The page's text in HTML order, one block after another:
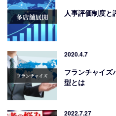
人事評価制度と
2020.4.7
フランチャイズ
型とは
2022.7.27